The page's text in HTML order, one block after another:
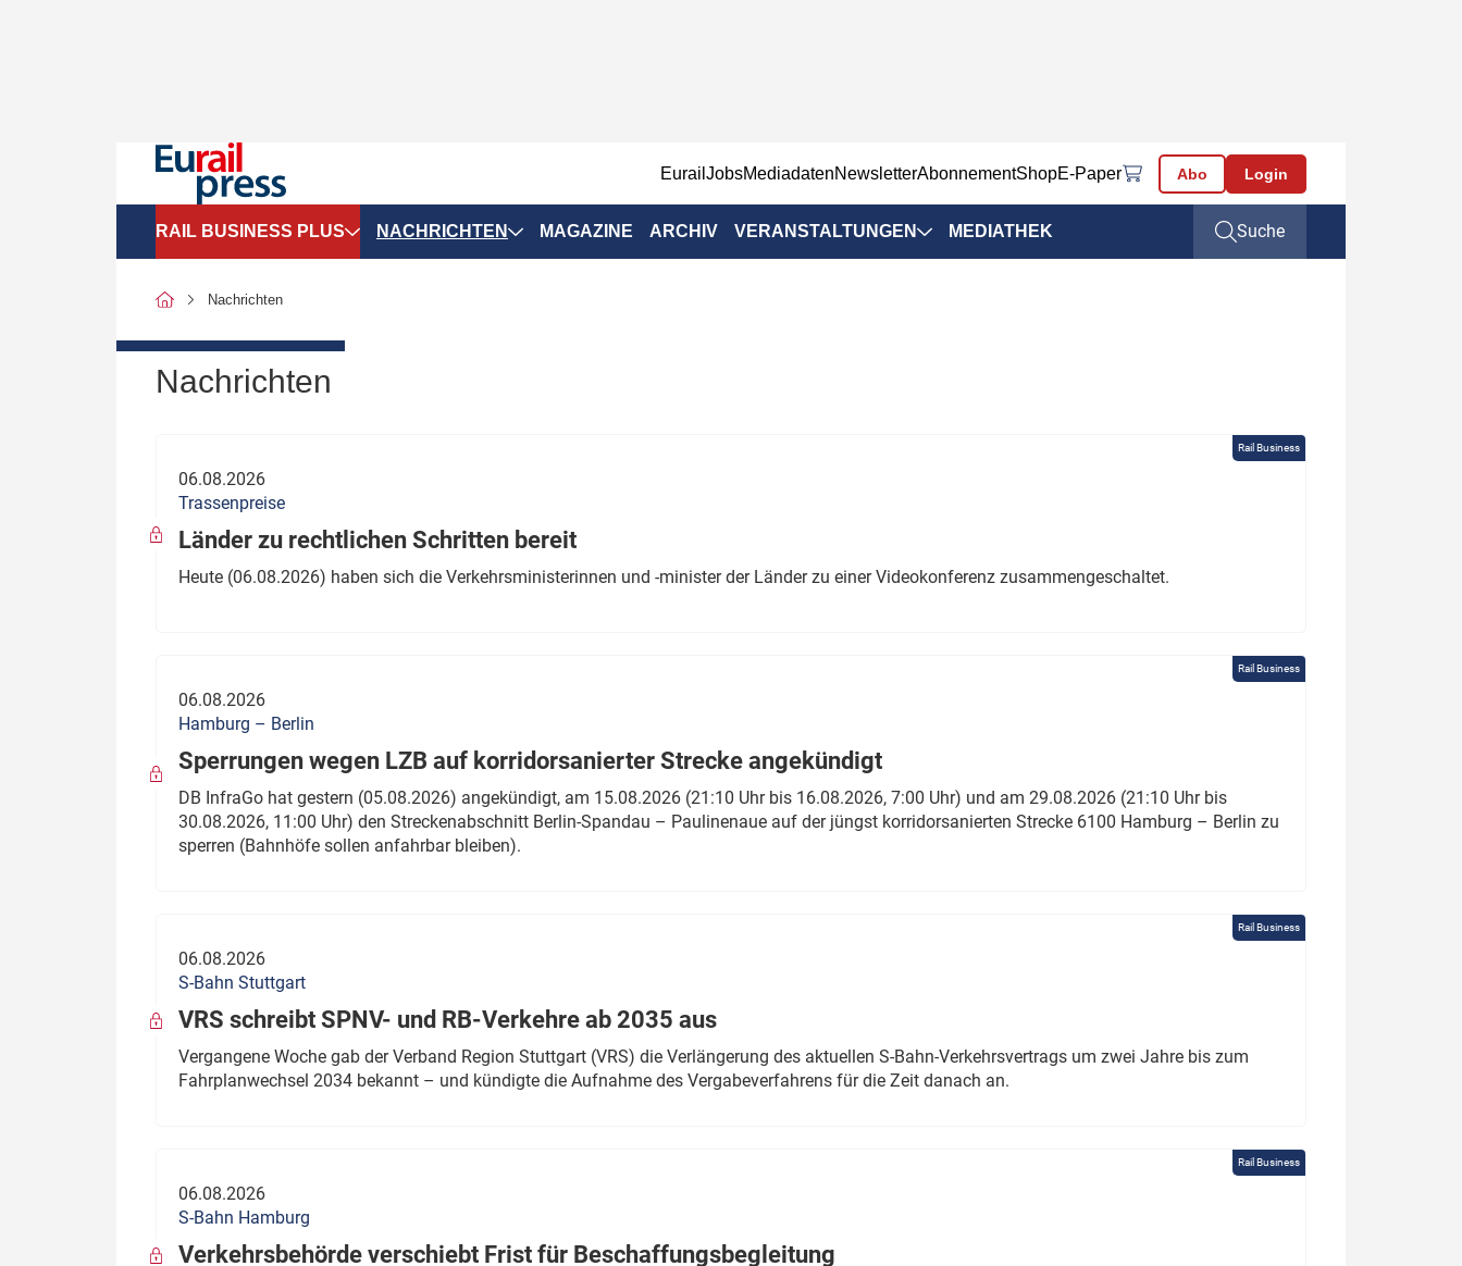
EurailJobsMediadatenNewsletterAbonnementShopE-Paper Abo Login
RAIL BUSINESS PLUS
SPNV-Marktdaten
Politik
wen?
Thema des Monats
Dossier: Generalsanierung
Dossier: ETCS
Dossier:
NACHRICHTEN MAGAZINE ARCHIV VERANSTALTUNGEN MEDIATHEK Suche
Nachrichten
Nachrichten
Rail Business
06.08.2026
Trassenpreise
Länder zu rechtlichen Schritten bereit
Heute (06.08.2026) haben sich die Verkehrsministerinnen und -minister der Länder zu einer Videokonferenz zusammengeschaltet.
Rail Business
06.08.2026
Hamburg – Berlin
Sperrungen wegen LZB auf korridorsanierter Strecke angekündigt
DB InfraGo hat gestern (05.08.2026) angekündigt, am 15.08.2026 (21:10 Uhr bis 16.08.2026, 7:00 Uhr) und am 29.08.2026 (21:10 Uhr bis
30.08.2026, 11:00 Uhr) den Streckenabschnitt Berlin-Spandau – Paulinenaue auf der jüngst korridorsanierten Strecke 6100 Hamburg – Berlin zu
sperren (Bahnhöfe sollen anfahrbar bleiben).
Rail Business
06.08.2026
S-Bahn Stuttgart
VRS schreibt SPNV- und RB-Verkehre ab 2035 aus
Vergangene Woche gab der Verband Region Stuttgart (VRS) die Verlängerung des aktuellen S-Bahn-Verkehrsvertrags um zwei Jahre bis zum
Fahrplanwechsel 2034 bekannt – und kündigte die Aufnahme des Vergabeverfahrens für die Zeit danach an.
Rail Business
06.08.2026
S-Bahn Hamburg
Verkehrsbehörde verschiebt Frist für Beschaffungsbegleitung